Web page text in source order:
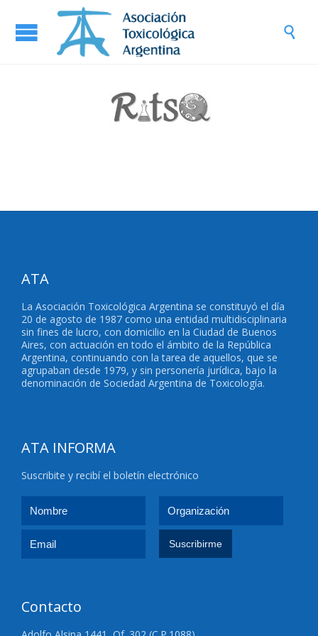

ATA
La Asociación Toxicológica Argentina se constituyó el día
20 de agosto de 1987 como una entidad multidisciplinaria
sin fines de lucro, con domicilio en la Ciudad de Buenos
Aires, con actuación en todo el ámbito de la República
Argentina, continuando con la tarea de aquellos, que se
agrupaban desde 1979, y sin personería jurídica, bajo la
denominación de Sociedad Argentina de Toxicología.
ATA INFORMA
Suscribite y recibí el boletín electrónico
Contacto